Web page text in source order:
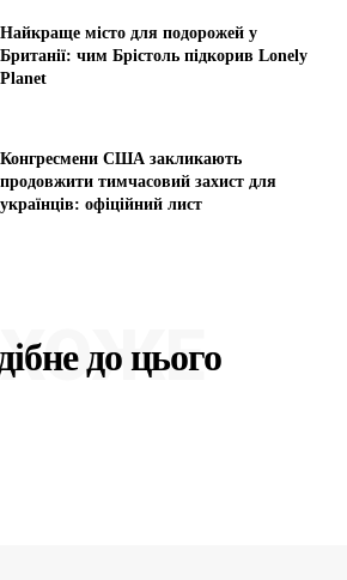
Найкраще місто для подорожей у
Британії: чим Брістоль підкорив Lonely
Planet
Конгресмени США закликають
продовжити тимчасовий захист для
українців: офіційний лист
до цього